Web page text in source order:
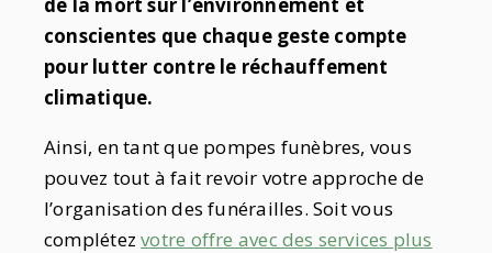
conscientes que chaque geste compte
pour lutter contre le réchauffement
climatique.
Ainsi, en tant que pompes funèbres, vous
pouvez tout à fait revoir votre approche de
l’organisation des funérailles. Soit vous
complétezvotre offre avec des services plus